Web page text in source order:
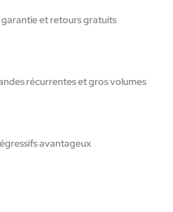
et retours gratuits
récurrentes et gros volumes
avantageux